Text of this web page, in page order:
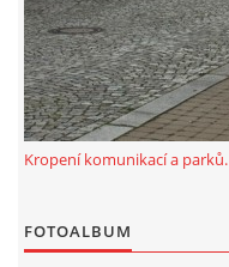
Kropení komunikací a parků.
FOTOALBUM